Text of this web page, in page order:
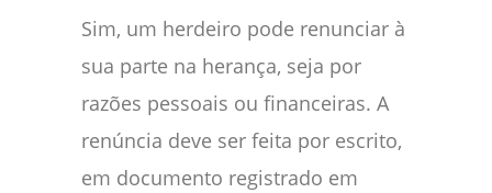
Sim, um herdeiro pode renunciar à
sua parte na herança, seja por
razões pessoais ou financeiras. A
renúncia deve ser feita por escrito,
em documento registrado em